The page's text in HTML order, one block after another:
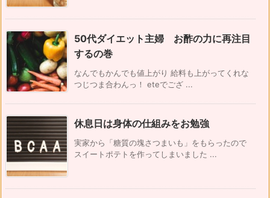
50代ダイエット主婦 お酢の力に再注目
するの巻
なんでもかんでも値上がり 給料も上がってくれな
つじつま合わんっ！ eteでござ ...
休息日は身体の仕組みをお勉強
実家から「糖質の塊さつまいも」をもらったので
スイートポテトを作ってしまいました ...